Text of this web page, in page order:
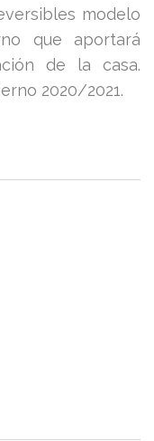
modelo
que aportará
de la casa.
2020/2021.